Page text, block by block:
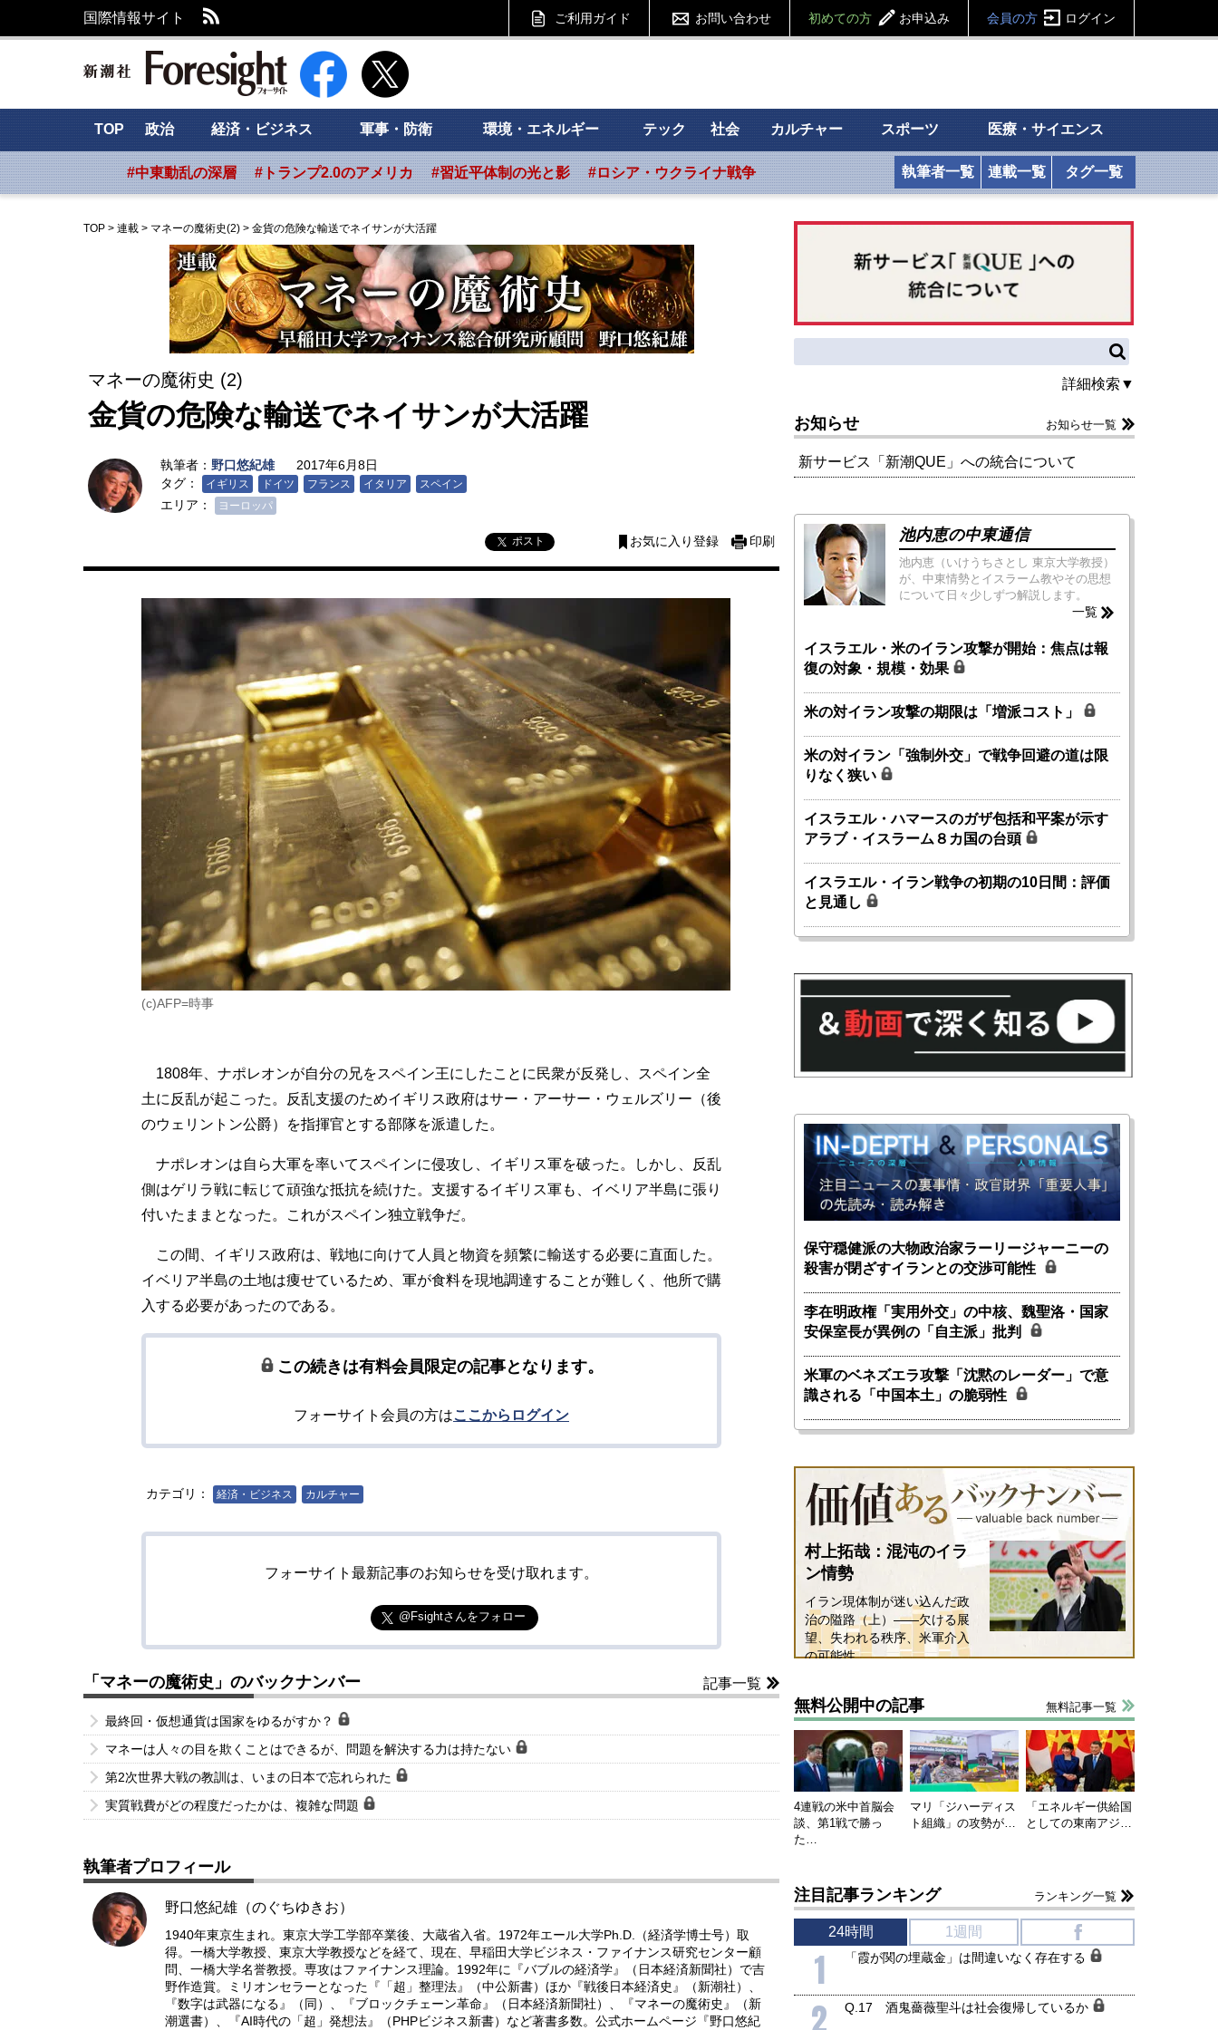
国際情報サイト ご利用ガイド お問い合わせ 初めての方 お申込み 会員の方 ログイン
新潮社 Foresight フォーサイト
TOP 政治 経済・ビジネス 軍事・防衛 環境・エネルギー テック 社会 カルチャー スポーツ 医療・サイエンス
#中東動乱の深層 #トランプ2.0のアメリカ #習近平体制の光と影 #ロシア・ウクライナ戦争 執筆者一覧 連載一覧 タグ一覧
TOP > 連載 > マネーの魔術史(2) > 金貨の危険な輸送でネイサンが大活躍
マネーの魔術史 (2)
金貨の危険な輸送でネイサンが大活躍
執筆者： 野口悠紀雄
2017年6月8日
タグ：
イギリス ドイツ フランス イタリア スペイン
エリア： ヨーロッパ
ポスト お気に入り登録 印刷
(c)AFP=時事
1808年、ナポレオンが自分の兄をスペイン王にしたことに民衆が反発し、スペイン全
土に反乱が起こった。反乱支援のためイギリス政府はサー・アーサー・ウェルズリー（後
のウェリントン公爵）を指揮官とする部隊を派遣した。
ナポレオンは自ら大軍を率いてスペインに侵攻し、イギリス軍を破った。しかし、反乱
側はゲリラ戦に転じて頑強な抵抗を続けた。支援するイギリス軍も、イベリア半島に張り
付いたままとなった。これがスペイン独立戦争だ。
この間、イギリス政府は、戦地に向けて人員と物資を頻繁に輸送する必要に直面した。
イベリア半島の土地は痩せているため、軍が食料を現地調達することが難しく、他所で購
入する必要があったのである。
この続きは有料会員限定の記事となります。
フォーサイト会員の方はここからログイン
カテゴリ： 経済・ビジネス カルチャー
フォーサイト最新記事のお知らせを受け取れます。
@Fsightさんをフォロー
「マネーの魔術史」のバックナンバー 記事一覧
最終回・仮想通貨は国家をゆるがすか？
マネーは人々の目を欺くことはできるが、問題を解決する力は持たない
第2次世界大戦の教訓は、いまの日本で忘れられた
実質戦費がどの程度だったかは、複雑な問題
執筆者プロフィール
野口悠紀雄（のぐちゆきお）
1940年東京生まれ。東京大学工学部卒業後、大蔵省入省。1972年エール大学Ph.D.（経済学博士号）取
得。一橋大学教授、東京大学教授などを経て、現在、早稲田大学ビジネス・ファイナンス研究センター顧
問、一橋大学名誉教授。専攻はファイナンス理論。1992年に『バブルの経済学』（日本経済新聞社）で吉
野作造賞。ミリオンセラーとなった『「超」整理法』（中公新書）ほか『戦後日本経済史』（新潮社）、
『数字は武器になる』（同）、『ブロックチェーン革命』（日本経済新聞社）、『マネーの魔術史』（新
潮選書）、『AI時代の「超」発想法』（PHPビジネス新書）など著書多数。公式ホームページ『野口悠紀
詳細検索▼
お知らせ お知らせ一覧
新サービス「新潮QUE」への統合について
池内恵の中東通信
池内恵（いけうちさとし 東京大学教授）
が、中東情勢とイスラーム教やその思想
について日々少しずつ解説します。
一覧
イスラエル・米のイラン攻撃が開始：焦点は報
復の対象・規模・効果
米の対イラン攻撃の期限は「増派コスト」
米の対イラン「強制外交」で戦争回避の道は限
りなく狭い
イスラエル・ハマースのガザ包括和平案が示す
アラブ・イスラーム８カ国の台頭
イスラエル・イラン戦争の初期の10日間：評価
と見通し
保守穏健派の大物政治家ラーリージャーニーの
殺害が閉ざすイランとの交渉可能性
李在明政権「実用外交」の中核、魏聖洛・国家
安保室長が異例の「自主派」批判
米軍のベネズエラ攻撃「沈黙のレーダー」で意
識される「中国本土」の脆弱性
村上拓哉：混沌のイラ
ン情勢
イラン現体制が迷い込んだ政
治の隘路（上）――欠ける展
望、失われる秩序、米軍介入
の可能性
無料公開中の記事 無料記事一覧
4連戦の米中首脳会
談、第1戦で勝っ
た…
マリ「ジハーディス
ト組織」の攻勢が…
「エネルギー供給国
としての東南アジ…
注目記事ランキング ランキング一覧
24時間 1週間
1 「霞が関の埋蔵金」は間違いなく存在する
Q.17 酒鬼薔薇聖斗は社会復帰しているか